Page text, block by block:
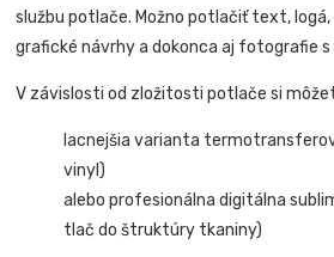
službu potlače. Možno potlačiť text,
grafické návrhy a dokonca aj fotografie
V závislosti od zložitosti potlače si
lacnejšia varianta
vinyl)
alebo profesionálna digitálna
tlač do štruktúry tkaniny)